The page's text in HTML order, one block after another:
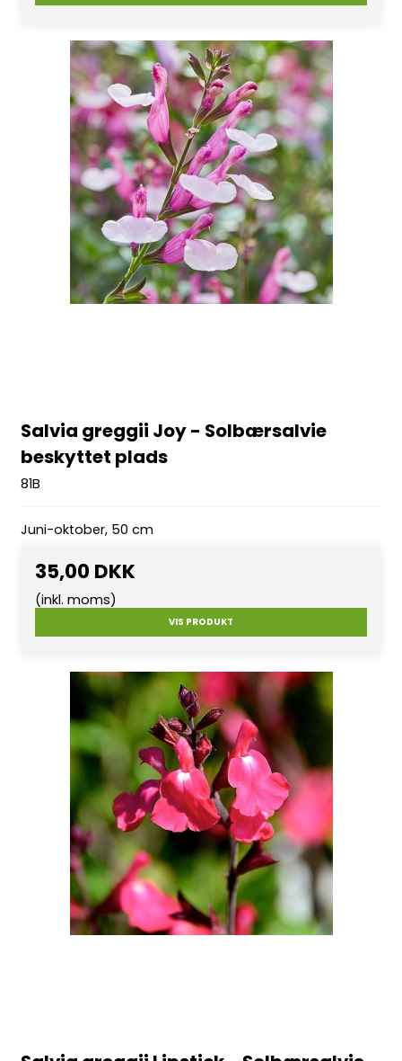
Salvia greggii Joy - Solbærsalvie
beskyttet plads
81B
Juni-oktober, 50 cm
35,00 DKK
(inkl. moms)
VIS PRODUKT